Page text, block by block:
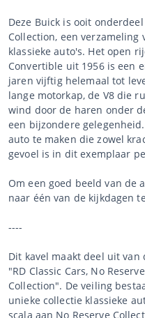
Deze Buick is ooit
Collection, een verzameling
klassieke auto's. Het open
Convertible uit 1956 is een
jaren vijftig helemaal tot
lange motorkap, de V8 die
wind door de haren onder
een bijzondere
auto te maken die zowel
gevoel is in dit exemplaar
Om een goed beeld van de
naar één van de kijkdagen
----
Dit kavel maakt deel uit
"RD Classic Cars, No
Collection". De veiling
unieke collectie klassieke
scala aan No Reserve